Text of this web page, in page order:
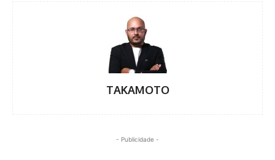
TAKAMOTO
- Publicidade -